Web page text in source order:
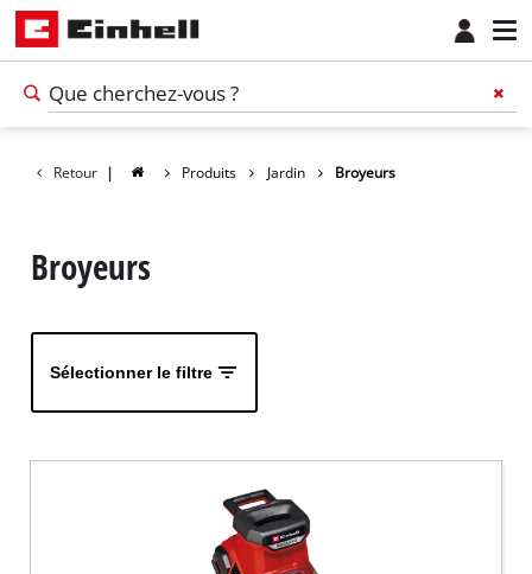
Retour | Produits Jardin Broyeurs
Broyeurs
Sélectionner le filtre